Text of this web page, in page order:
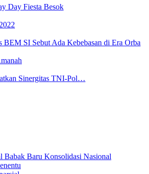
Day Fiesta Besok
BEM SI Sebut Ada Kebebasan di Era Orba
Sinergitas TNI-Pol…
Babak Baru Konsolidasi Nasional